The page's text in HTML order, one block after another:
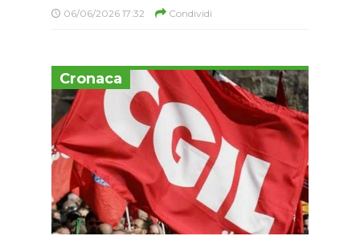
06/06/2026 17:32 Condividi
Cronaca